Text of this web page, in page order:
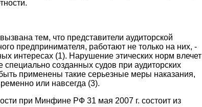
тем, что представители аудиторской
предпринимателя, работают не только на них, -
интересах (1). Нарушение этических норм влечет
созданных судов при аудиторских
применены такие серьезные меры наказания,
или навсегда (3).
при Минфине РФ 31 мая 2007 г. состоит из